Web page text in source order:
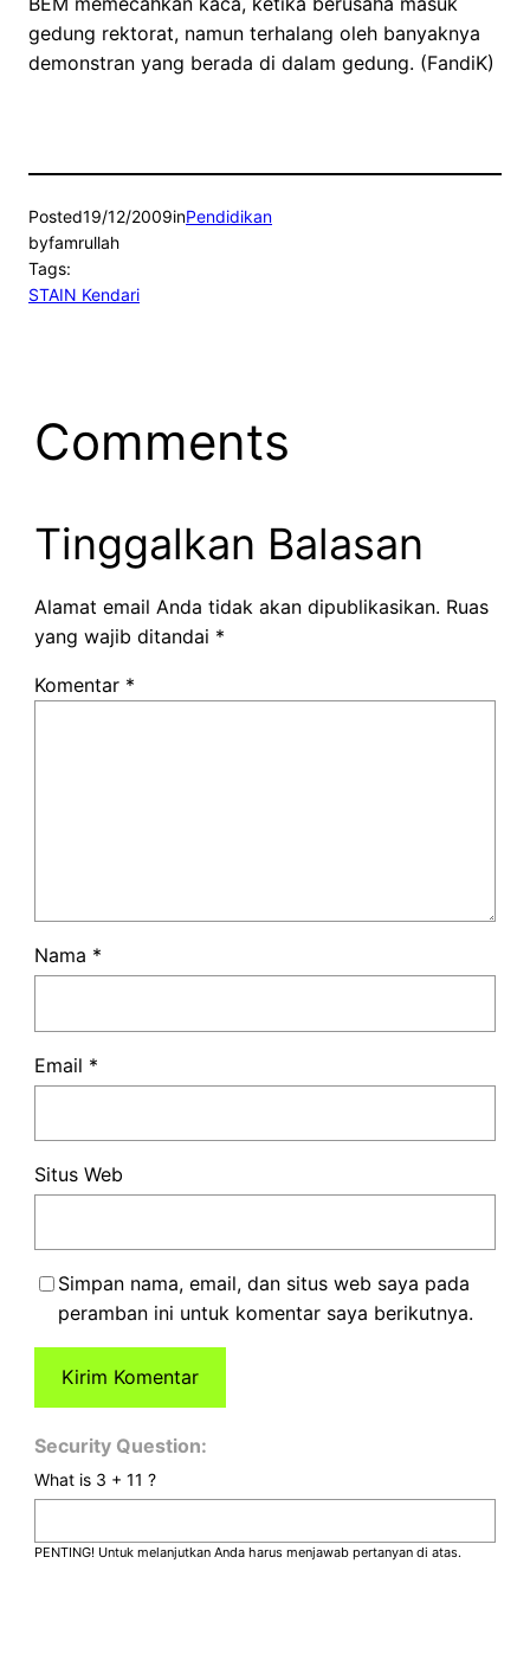
gedung rektorat, namun terhalang oleh banyaknya
demonstran yang berada di dalam gedung. (FandiK)
Posted19/12/2009inPendidikan
byfamrullah
Tags:
STAIN Kendari
Comments
Tinggalkan Balasan
Alamat email Anda tidak akan dipublikasikan. Ruas
yang wajib ditandai *
Komentar *
Nama *
Email *
Situs Web
Simpan nama, email, dan situs web saya pada
peramban ini untuk komentar saya berikutnya.
Security Question:
What is 3 + 11 ?
PENTING! Untuk melanjutkan Anda harus menjawab pertanyan di atas.